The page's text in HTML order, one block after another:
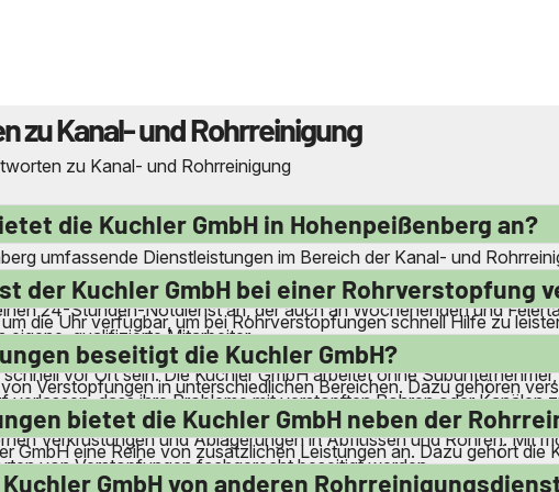
zu Kanal- und Rohrreinigung
zu Kanal- und Rohrreinigung
die Kuchler GmbH in Hohenpeißenberg an?
umfassende Dienstleistungen im Bereich der Kanal- und
und Druckrohrleitungen. Das Unternehmen beseitigt
24-Stunden-Notdienst an, der auch an Wochenenden und
qualifizierte Mitarbeiter.
der Kuchler GmbH bei einer Rohrverstopfung
die Uhr verfügbar, um bei Rohrverstopfungen schnell Hilfe zu
in Anspruch genommen werden kann. Dank der eigenen
vor Ort sein. Die Kuchler GmbH arbeitet ohne
verlassen, dass ihre Probleme mit verstopften Rohren oder Kanälen
beseitigt die Kuchler GmbH?
Verstopfungen in unterschiedlichen Bereichen. Dazu gehören
und Spülmaschinen. Auch bei verstopften Gullys, Kanälen und
Verkrustungen und Ablagerungen in Abflüssen und Rohren. Mit
von Verstopfungen fachgerecht beseitigt werden.
bietet die Kuchler GmbH neben der
GmbH eine Reihe von zusätzlichen Leistungen an. Dazu gehört die
Das Unternehmen führt auch Wartungsreinigungen von
GmbH von anderen